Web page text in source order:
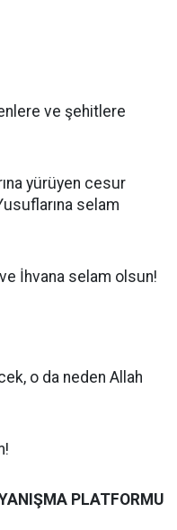
ve şehitlere
yürüyen cesur
selam
İhvana selam olsun!
o da neden Allah
PLATFORMU